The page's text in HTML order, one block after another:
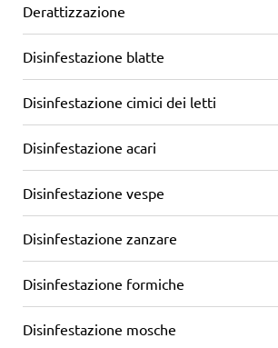
Derattizzazione
Disinfestazione blatte
Disinfestazione cimici dei letti
Disinfestazione acari
Disinfestazione vespe
Disinfestazione zanzare
Disinfestazione formiche
Disinfestazione mosche